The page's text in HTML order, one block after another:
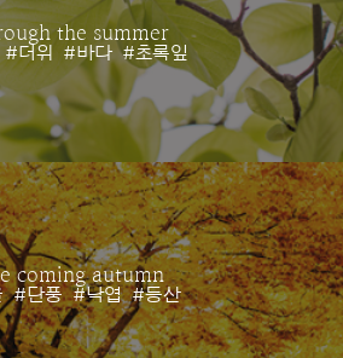
the summer
#더위 #바다 #초록잎
coming autumn
#단풍 #낙엽 #등산